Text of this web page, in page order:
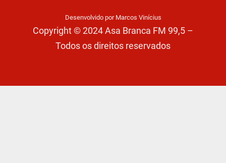
Desenvolvido por Marcos Vinícius
Copyright © 2024 Asa Branca FM 99,5 –
Todos os direitos reservados